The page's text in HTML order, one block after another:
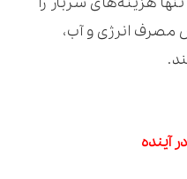
انرژی و آب،
آینده